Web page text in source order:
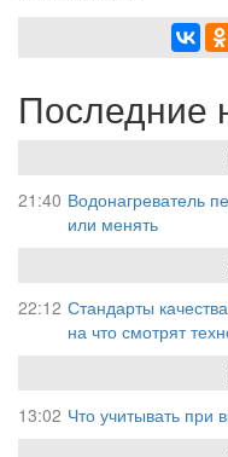
Последние
21:40 Водонагреватель
или менять
22:12 Стандарты
на что смотрят
13:02 Что учитывать при